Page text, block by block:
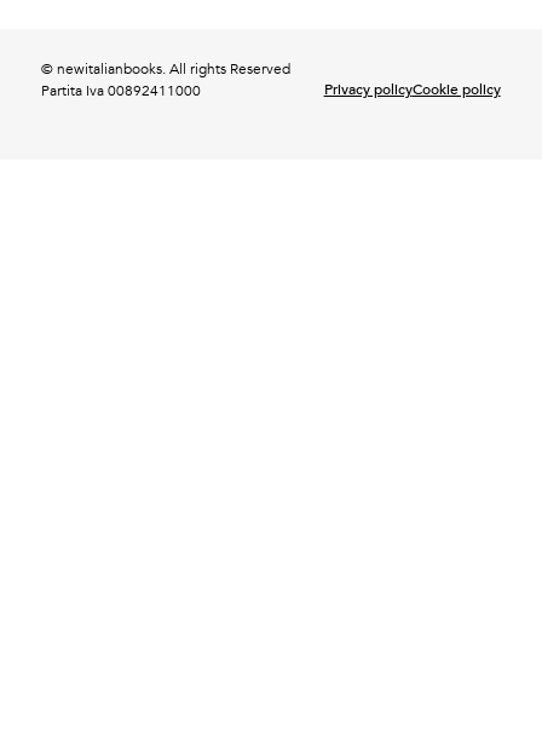
© newitalianbooks. All rights Reserved
Partita Iva 00892411000
Privacy policyCookie policy